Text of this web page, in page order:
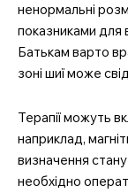
ненормальні
показниками для
Батькам варто
зоні шиї може
Терапії можуть
наприклад,
визначення
необхідно